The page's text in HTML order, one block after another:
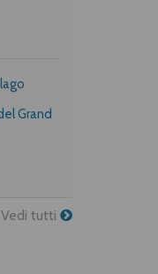
Grand
Vedi tutti